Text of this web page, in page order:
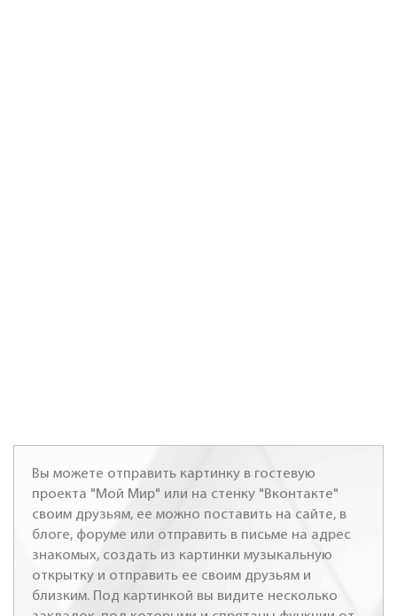
Вы можете отправить картинку в гостевую
проекта "Мой Мир" или на стенку "Вконтакте"
своим друзьям, ее можно поставить на сайте, в
блоге, форуме или отправить в письме на адрес
знакомых, создать из картинки музыкальную
открытку и отправить ее своим друзьям и
близким. Под картинкой вы видите несколько